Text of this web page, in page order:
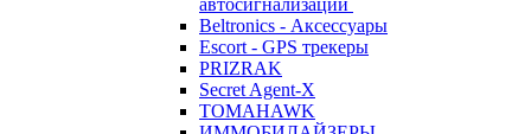
автосигнализации
Beltronics - Аксессуары
Escort - GPS трекеры
PRIZRAK
Secret Agent-X
TOMAHAWK